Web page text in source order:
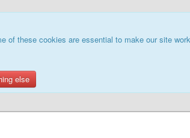
of these cookies are essential to make our site
else